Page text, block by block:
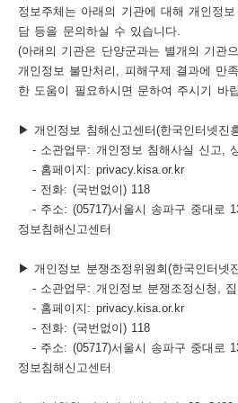
정보주체는 아래의 기관에 대해 개인정
담 등을 문의하실 수 있습니다.
(아래의 기관은 단양군과는 별개의 기관
개인정보 불만처리, 피해구제 결과에 만
한 도움이 필요하시면 문하여 주시기 바
▶ 개인정보 침해신고센터(한국인터넷진
- 소관업무: 개인정보 침해사실 신고,
- 홈페이지: privacy.kisa.or.kr
- 전화: (국번없이) 118
- 주소: (05717)서울시 송파구 중대로
정보침해신고센터
▶ 개인정보 분쟁조정위원회(한국인터넷
- 소관업무: 개인정보 분쟁조정신청, 집
- 홈페이지: privacy.kisa.or.kr
- 전화: (국번없이) 118
- 주소: (05717)서울시 송파구 중대로
정보침해신고센터